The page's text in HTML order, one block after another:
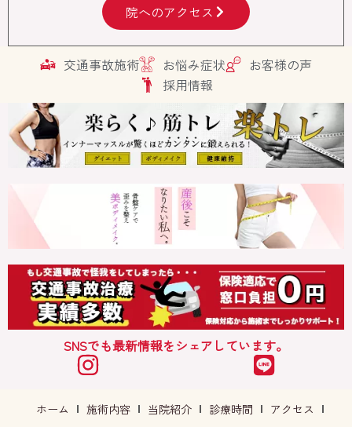
院へのアクセス
交通事故施術 お悩み症状
お客様の声
採用情報
SNSでも最新情報をシェアしています。
ホーム 施術内容 当院紹介 診療時間
アクセス